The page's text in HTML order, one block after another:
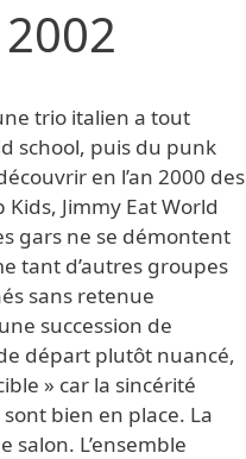
trio italien a tout
school, puis du punk
en l’an 2000 des
Jimmy Eat World
gars ne se démontent
tant d’autres groupes
sans retenue
succession de
départ plutôt nuancé,
» car la sincérité
bien en place. La
salon. L’ensemble